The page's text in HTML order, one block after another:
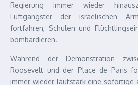
Regierung immer wieder
Luftgangster der israelischen
fortfahren, Schulen und
bombardieren.
Während der Demonstration
Roosevelt und der Place de Paris
immer wieder lautstark eine sofortige